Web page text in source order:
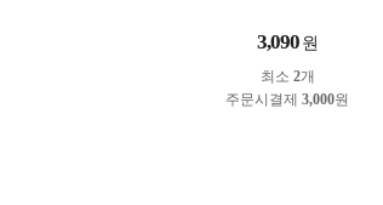
3,090 원
최소 2개
주문시결제 3,000원